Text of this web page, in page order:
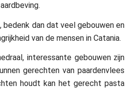
dan dat veel gebouwen en
van de mensen in Catania.
interessante gebouwen zijn
gerechten van paardenvlees
houdt kan het gerecht pasta